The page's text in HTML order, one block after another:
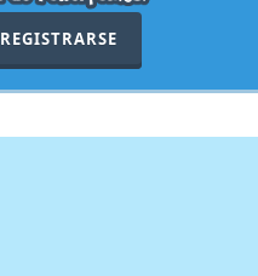
REGISTRARSE